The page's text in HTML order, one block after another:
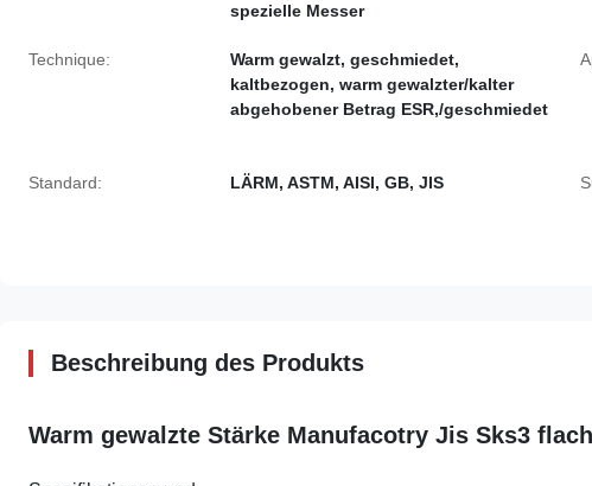
spezielle Messer
Technique:
Warm gewalzt, geschmiedet,
kaltbezogen, warm gewalzter/kalter
abgehobener Betrag ESR,/geschmiedet
Standard: LÄRM, ASTM, AISI, GB, JIS
Beschreibung des Produkts
Warm gewalzte Stärke Manufacotry Jis Sks3